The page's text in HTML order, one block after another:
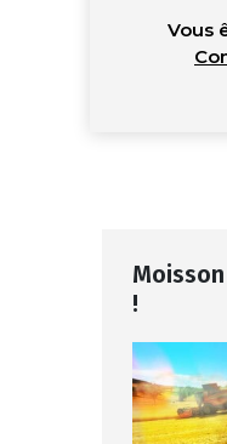
Vous
!